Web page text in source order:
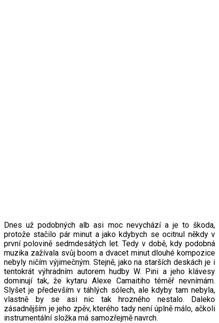
Dnes už podobných alb asi moc nevychází a je to škoda,
protože stačilo pár minut a jako kdybych se ocitnul někdy v
první polovině sedmdesátých let. Tedy v době, kdy podobná
muzika zažívala svůj boom a dvacet minut dlouhé kompozice
nebyly ničím výjimečným. Stejně, jako na starších deskách je i
tentokrát výhradním autorem hudby W. Pini a jeho klávesy
dominují tak, že kytaru Alexe Camaitiho téměř nevnímám.
Slyšet je především v táhlých sólech, ale kdyby tam nebyla,
vlastně by se asi nic tak hrozného nestalo. Daleko
zásadnějším je jeho zpěv, kterého tady není úplně málo, ačkoli
instrumentální složka má samozřejmě navrch.